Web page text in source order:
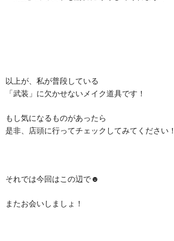
以上が、私が普段している
「武装」に欠かせないメイク道具です！
もし気になるものがあったら
是非、店頭に行ってチェックしてみてください！
それでは今回はこの辺で☻
またお会いしましょ！